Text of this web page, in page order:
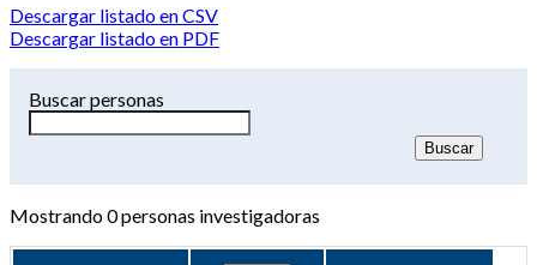
Descargar listado en CSV
Descargar listado en PDF
Buscar personas
Mostrando0personas investigadoras